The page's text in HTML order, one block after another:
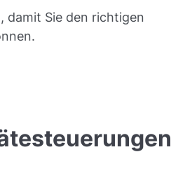
damit Sie den richtigen